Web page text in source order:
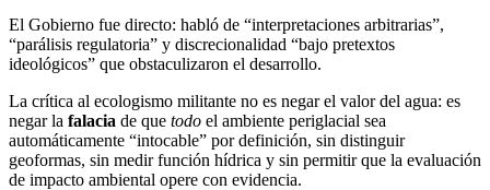
El Gobierno fue directo: habló de “interpretaciones arbitrarias”,
“parálisis regulatoria” y discrecionalidad “bajo pretextos
ideológicos” que obstaculizaron el desarrollo.
La crítica al ecologismo militante no es negar el valor del agua: es
negar la falacia de que todo el ambiente periglacial sea
automáticamente “intocable” por definición, sin distinguir
geoformas, sin medir función hídrica y sin permitir que la evaluación
de impacto ambiental opere con evidencia.